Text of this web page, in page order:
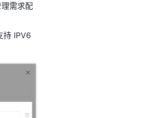
需求配
持 IPV6